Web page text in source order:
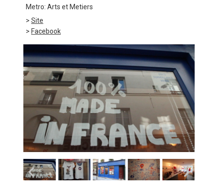
Metro: Arts et Metiers
> Site
> Facebook